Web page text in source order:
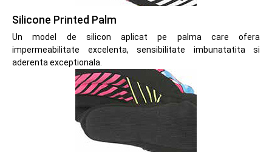
Silicone Printed Palm
Un model de silicon aplicat pe palma care ofera
impermeabilitate excelenta, sensibilitate imbunatatita si
aderenta exceptionala.